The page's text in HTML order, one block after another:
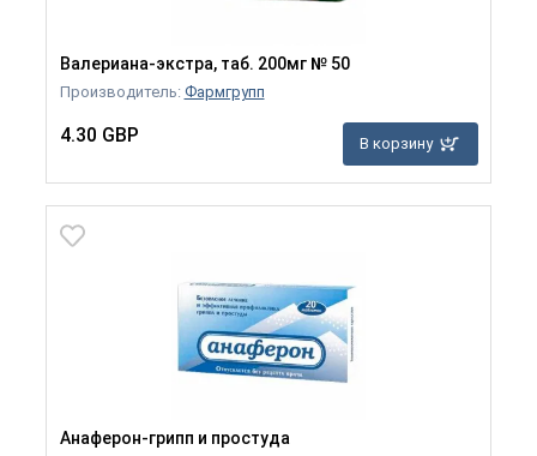
Валериана-экстра, таб. 200мг № 50
Производитель: Фармгрупп
4.30 GBP В корзину
Анаферон-грипп и простуда